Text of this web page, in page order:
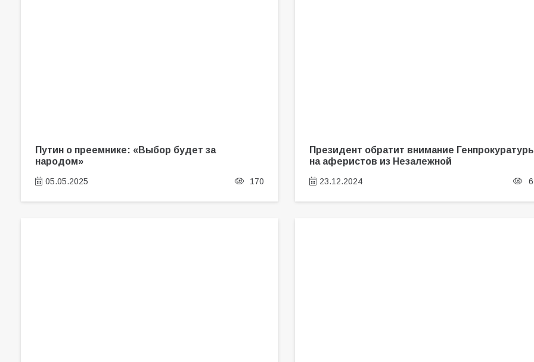
Путин о преемнике: «Выбор будет за
народом»
05.05.2025 170
Президент обратит внимание
на аферистов из Незалежной
23.12.2024